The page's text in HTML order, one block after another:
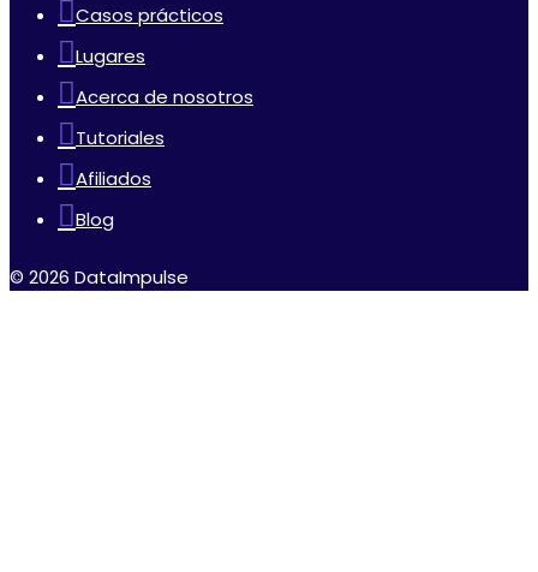
Casos prácticos
Lugares
Acerca de nosotros
Tutoriales
Afiliados
Blog
© 2026 DataImpulse